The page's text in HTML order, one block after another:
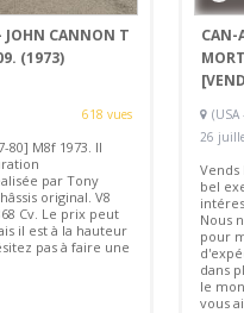
JOHN CANNON T
(1973)
618 vues
80] M8f 1973. Il
par Tony
original. V8
Cv. Le prix peut
il est à la hauteur
pas à faire une
CAN-
(USA
26
Vends
bel
Nous
pour
dans
le
vous